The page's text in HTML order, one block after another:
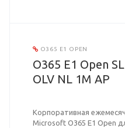
O365 E1 OPEN
O365 E1 Open
OLV NL 1M AP
Корпоративная
Microsoft O365 E1 Open